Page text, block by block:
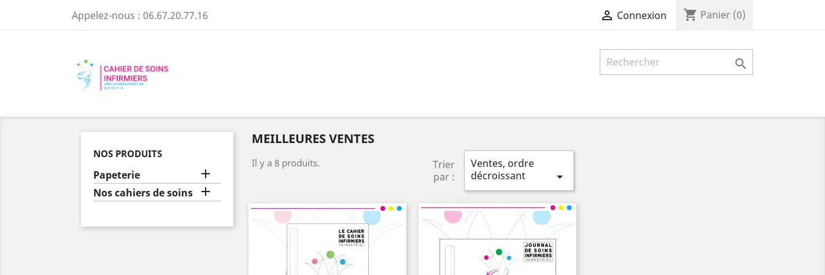
Appelez-nous : 06.67.20.77.16  Connexion shopping_cart Panier (0)

NOS PRODUITS
Papeterie 
Nos cahiers de soins 
MEILLEURES VENTES
Il y a 8 produits.
Trier
par :
Ventes, ordre
décroissant
